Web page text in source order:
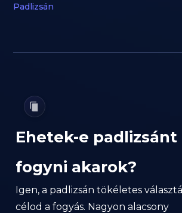
Padlizsán
Ehetek-e padlizsánt
fogyni akarok?
Igen, a padlizsán tökéletes
célod a fogyás. Nagyon alacsony